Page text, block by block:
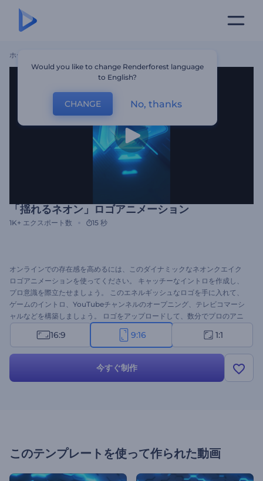
ホーム
「揺れるネオン」ロゴアニメーション
1K+ エクスポート数 15 秒
オンラインでの存在感を高めるには、このダイナミックなネオンクエイク
ロゴアニメーションを使ってください。 キャッチーなイントロを作成し、
プロ意識を際立たせましょう。 このエネルギッシュなロゴを手に入れて、
ゲームのイントロ、YouTubeチャンネルのオープニング、テレビコマーシ
ャルなどを構築しましょう。 ロゴをアップロードして、数分でプロのアニ
メーションを手に入れましょう。 今すぐ無料で試してみせんか。
16:9 9:16 1:1
今すぐ制作
このテンプレートを使って作られた動画
Would you like to change Renderforest language
to English?
CHANGE No, thanks